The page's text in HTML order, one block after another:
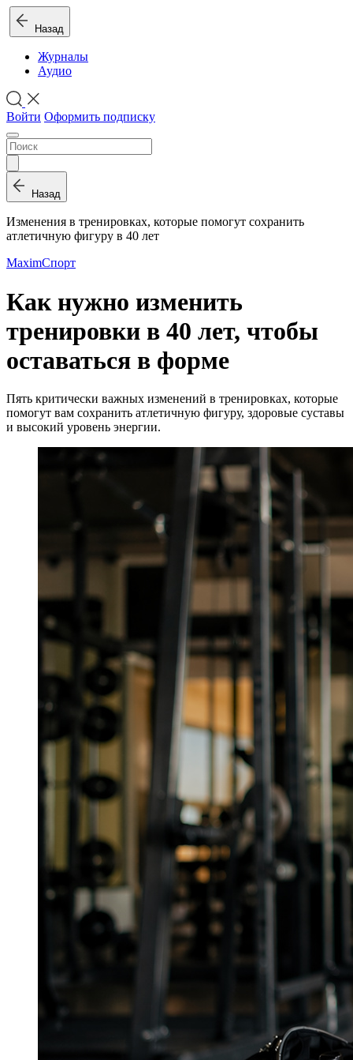
Назад
Журналы
Аудио
Войти Оформить подписку
Назад
Изменения в тренировках, которые помогут сохранить
атлетичную фигуру в 40 лет
MaximСпорт
Как нужно изменить
тренировки в 40 лет, чтобы
оставаться в форме
Пять критически важных изменений в тренировках, которые
помогут вам сохранить атлетичную фигуру, здоровые суставы
и высокий уровень энергии.